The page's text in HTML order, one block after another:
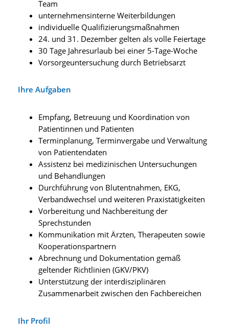
Team
unternehmensinterne Weiterbildungen
individuelle Qualifizierungsmaßnahmen
24. und 31. Dezember gelten als volle Feiertage
30 Tage Jahresurlaub bei einer 5-Tage-Woche
Vorsorgeuntersuchung durch Betriebsarzt
Ihre Aufgaben
Empfang, Betreuung und Koordination von
Patientinnen und Patienten
Terminplanung, Terminvergabe und Verwaltung
von Patientendaten
Assistenz bei medizinischen Untersuchungen
und Behandlungen
Durchführung von Blutentnahmen, EKG,
Verbandwechsel und weiteren Praxistätigkeiten
Vorbereitung und Nachbereitung der
Sprechstunden
Kommunikation mit Ärzten, Therapeuten sowie
Kooperationspartnern
Abrechnung und Dokumentation gemäß
geltender Richtlinien (GKV/PKV)
Unterstützung der interdisziplinären
Zusammenarbeit zwischen den Fachbereichen
Ihr Profil